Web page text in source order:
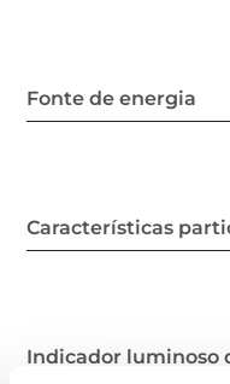
Fonte de energia
Características
Indicador luminoso